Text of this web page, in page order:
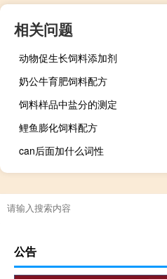
相关问题
动物促生长饲料添加剂
奶公牛育肥饲料配方
饲料样品中盐分的测定
鲤鱼膨化饲料配方
can后面加什么词性
公告